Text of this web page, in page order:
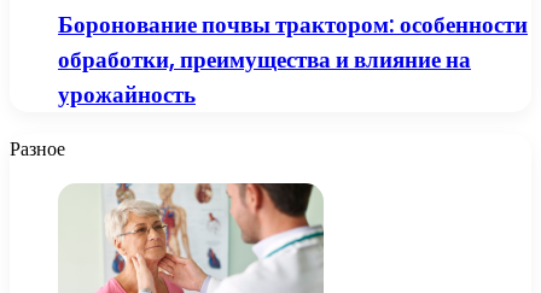
Боронование почвы трактором: особенности
обработки, преимущества и влияние на
урожайность
Разное